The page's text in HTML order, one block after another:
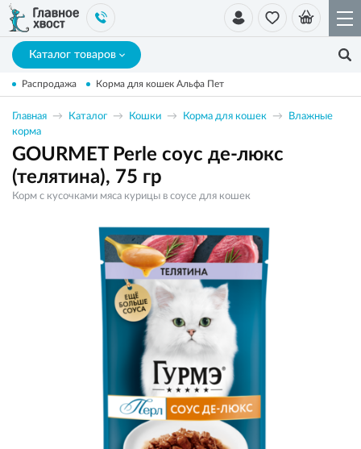
Каталог товаров
Распродажа Корма для кошек Альфа Пет
Главная Каталог Кошки Корма для кошек
Влажные
корма
GOURMET Perle соус де-люкс
(телятина), 75 гр
Корм с кусочками мяса курицы в соусе для кошек